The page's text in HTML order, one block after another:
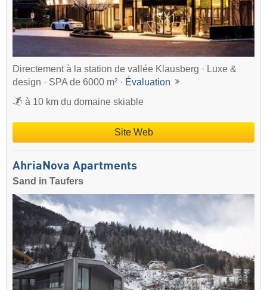
Directement à la station de vallée Klausberg · Luxe &
design · SPA de 6000 m² · Évaluation
à 10 km du domaine skiable
Site Web
AhriaNova Apartments
Sand in Taufers